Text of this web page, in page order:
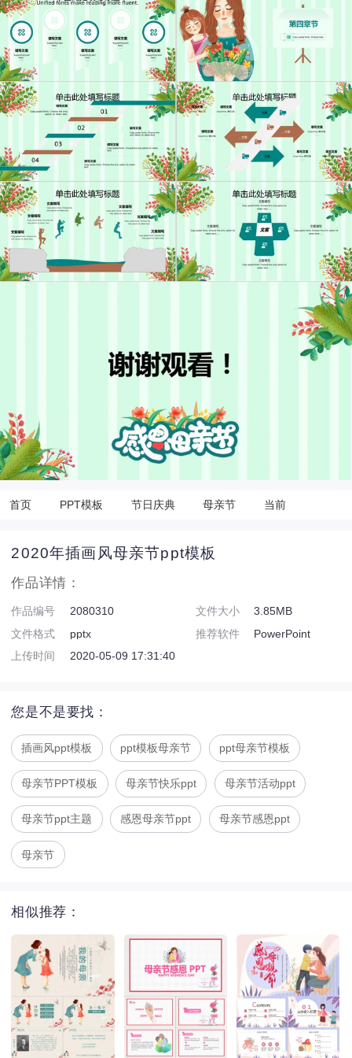
首页 PPT模板 节日庆典 母亲节 当前
2020年插画风母亲节ppt模板
作品详情：
作品编号 2080310 文件大小
3.85MB
文件格式
pptx 推荐软件
PowerPoint
上传时间
2020-05-09 17:31:40
您是不是要找：
插画风ppt模板 ppt模板母亲节 ppt母亲节模板
母亲节PPT模板 母亲节快乐ppt 母亲节活动ppt
母亲节ppt主题 感恩母亲节ppt 母亲节感恩ppt
母亲节
相似推荐：